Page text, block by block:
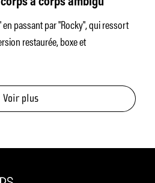
en passant par "Rocky", qui ressort
restaurée, boxe et
Voir plus